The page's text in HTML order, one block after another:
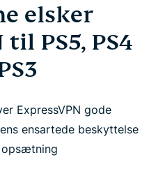
elsker
PS5, PS4
ExpressVPN gode
ensartede beskyttelse
opsætning